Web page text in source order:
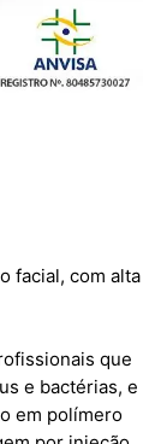
facial, com alta
que
e bactérias, e
em polímero